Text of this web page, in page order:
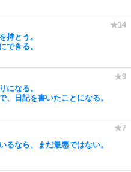
持とう。
できる。
になる。
、日記を書いたことになる。
るなら、まだ最悪ではない。